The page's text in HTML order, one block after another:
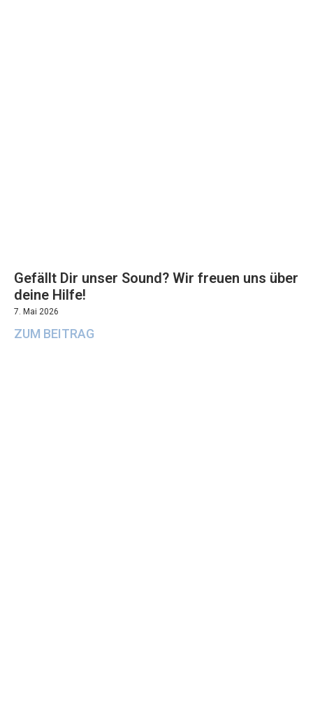
Gefällt Dir unser Sound? Wir freuen uns über
deine Hilfe!
7. Mai 2026
ZUM BEITRAG